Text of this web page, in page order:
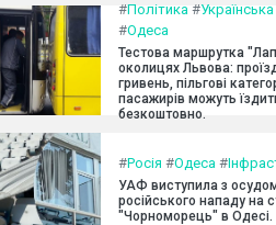
#Політика #
#Одеса
Тестова маршрутка
околицях Львова:
гривень, пільгові
пасажирів можуть
безкоштовно.
#Росія #Одеса #
УАФ виступила з
російського нападу на
"Чорноморець" в Одесі.